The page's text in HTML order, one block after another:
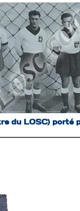
du LOSC) porté